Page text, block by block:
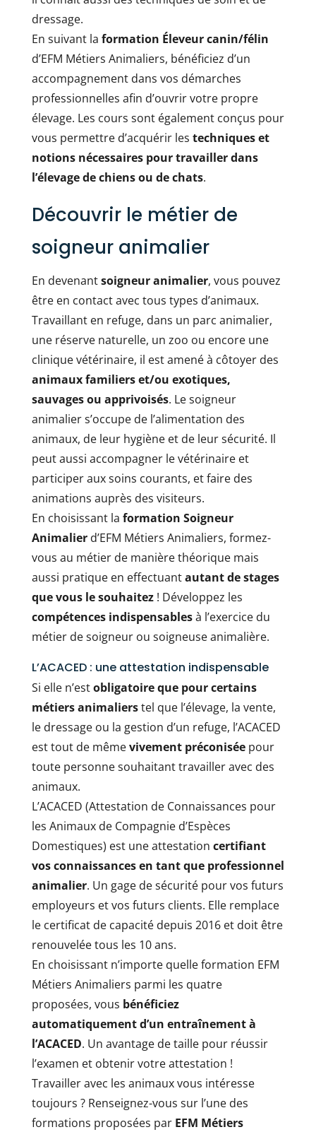
dressage.
En suivant la formation Éleveur canin/félin
d’EFM Métiers Animaliers, bénéficiez d’un
accompagnement dans vos démarches
professionnelles afin d’ouvrir votre propre
élevage. Les cours sont également conçus pour
vous permettre d’acquérir les techniques et
notions nécessaires pour travailler dans
l’élevage de chiens ou de chats.
Découvrir le métier de
soigneur animalier
En devenantsoigneur animalier, vous pouvez
être en contact avec tous types d’animaux.
Travaillant en refuge, dans un parc animalier,
une réserve naturelle, un zoo ou encore une
clinique vétérinaire, il est amené à côtoyer des
animaux familiers et/ou exotiques,
sauvages ou apprivoisés. Le soigneur
animalier s’occupe de l’alimentation des
animaux, de leur hygiène et de leur sécurité. Il
peut aussi accompagner le vétérinaire et
participer aux soins courants, et faire des
animations auprès des visiteurs.
En choisissant la formation Soigneur
Animalierd’EFM Métiers Animaliers, formez-
vous au métier de manière théorique mais
aussi pratique en effectuantautant de stages
que vous le souhaitez! Développez les
compétences indispensablesà l’exercice du
métier de soigneur ou soigneuse animalière.
L’ACACED : une attestation indispensable
Si elle n’estobligatoire que pour certains
métiers animalierstel que l’élevage, la vente,
le dressage ou la gestion d’un refuge, l’ACACED
est tout de mêmevivement préconiséepour
toute personne souhaitant travailler avec des
animaux.
L’ACACED (Attestation de Connaissances pour
les Animaux de Compagnie d’Espèces
Domestiques) est une attestation certifiant
vos connaissances en tant que professionnel
animalier. Un gage de sécurité pour vos futurs
employeurs et vos futurs clients. Elle remplace
le certificat de capacité depuis 2016 et doit être
renouvelée tous les 10 ans.
En choisissant n’importe quelle formation EFM
Métiers Animaliers parmi les quatre
proposées, vous bénéficiez
automatiquement d’un entraînement à
l’ACACED. Un avantage de taille pour réussir
l’examen et obtenir votre attestation !
Travailler avec les animaux vous intéresse
toujours ? Renseignez-vous sur l’une des
formations proposées par EFM Métiers